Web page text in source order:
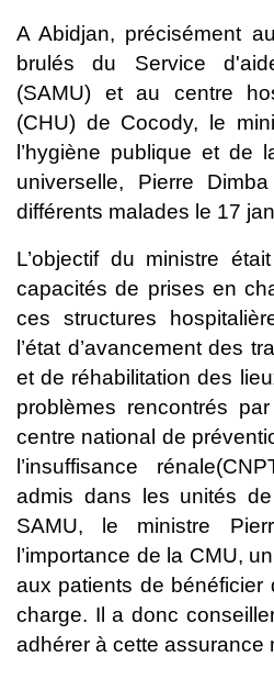
A Abidjan, précisément
brulés du Service
(SAMU) et au centre
(CHU) de Cocody, le
l’hygiène publique et de
universelle, Pierre
différents malades le 17
L’objectif du ministre
capacités de prises en
ces structures
l’état d’avancement des
et de réhabilitation des
problèmes rencontrés
centre national de
l’insuffisance
admis dans les unités
SAMU, le ministre
l’importance de la CMU,
aux patients de bénéficier
charge. Il a donc
adhérer à cette assurance